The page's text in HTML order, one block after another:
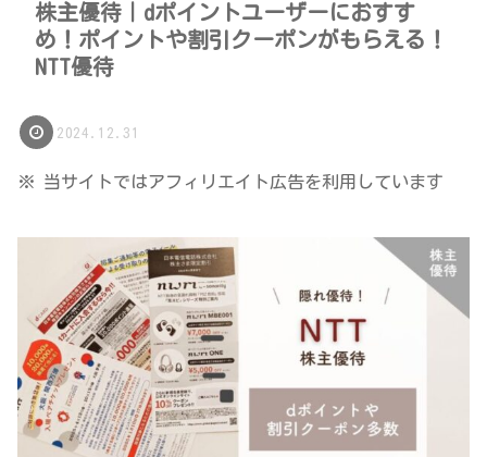
株主優待｜dポイントユーザーにおすす
め！ポイントや割引クーポンがもらえる！
NTT優待
2024.12.31
※ 当サイトではアフィリエイト広告を利用しています